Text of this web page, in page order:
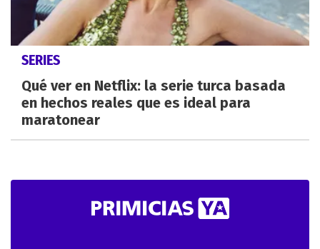
SERIES
Qué ver en Netflix: la serie turca basada
en hechos reales que es ideal para
maratonear